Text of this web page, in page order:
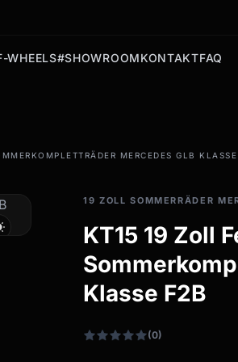
WHEELS#SHOWROOMKONTAKTFAQ
MERCEDES GLB
19 ZOLL SOMMERRÄDER
KT15 19 Zoll
Klasse F2B
(0)